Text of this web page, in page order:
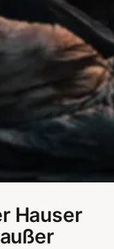
Hauser